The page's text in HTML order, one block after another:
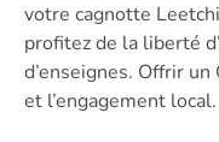
votre cagnotte
profitez de la liberté
d’enseignes. Offrir
et l’engagement local.